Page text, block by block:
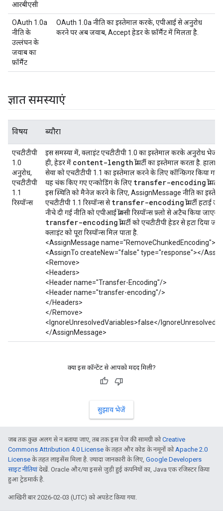
आरबीएसी
OAuth 1.0a
नीति के
उल्लंघन के
जवाब का
फ़ॉर्मैट
OAuth 1.0a नीति का इस्तेमाल करके, एपीआई से अनुरोध
करने पर अब जवाब, Accept हेडर के फ़ॉर्मैट में मिलता है.
ज्ञात समस्याएं
विषय ब्यौरा
एचटीटीपी
1.0
अनुरोध,
एचटीटीपी
1.1
रिस्पॉन्स
इस समस्या में, क्लाइंट एचटीटीपी 1.0 का इस्तेमाल करके अनुरोध
ही, हेडर में content-lengthप्रॉपर्टी का इस्तेमाल करता है.
सेवा को एचटीटीपी 1.1 का इस्तेमाल करने के लिए कॉन्फ़िगर किया
यह चंक किए गए एन्कोडिंग के लिए transfer-encoding
इस स्थिति को मैनेज करने के लिए, AssignMessage नीति का
एचटीटीपी 1.1 रिस्पॉन्स सेtransfer-encodingप्रॉपर्टी हटाई
नीचे दी गई नीति को एपीआई प्रॉक्सी रिस्पॉन्स फ़्लो से अटैच किया
transfer-encodingप्रॉपर्टी को एचटीटीपी हेडर से हटा दिया
क्लाइंट को पूरा रिस्पॉन्स मिल पाता है.
<AssignMessage name="RemoveChunkedEncoding">
<AssignTo createNew="false" type="response"></
<Remove>
<Headers>
<Header name="Transfer-Encoding"/>
<Header name="transfer-encoding"/>
</Headers>
</Remove>
<IgnoreUnresolvedVariables>false</
</AssignMessage>
क्या इस कॉन्टेंट से आपको मदद मिली?
सुझाव भेजें
जब तक कुछ अलग से न बताया जाए, तब तक इस पेज की सामग्री कोCreative
Commons Attribution 4.0 License के तहत और कोड के नमूनों कोApache 2.0
License के तहत लाइसेंस मिला है. ज़्यादा जानकारी के लिए, Google Developers
साइट नीतियांदेखें. Oracle और/या इससे जुड़ी हुई कंपनियों का, Java एक रजिस्टर किया
हुआ ट्रेडमार्क है.
आखिरी बार 2026-02-03 (UTC) को अपडेट किया गया.